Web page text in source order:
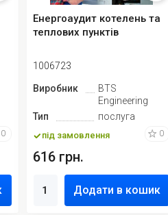
0
Енергоаудит котелень та
теплових пунктів
1006723
Виробник
BTS
Engineering
Тип
послуга
під замовлення 0
616 грн.
Додати в кошик